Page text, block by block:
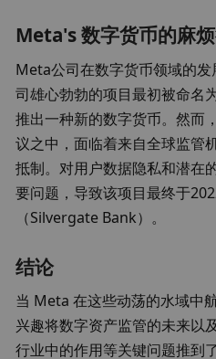
Meta's 数字货币的麻
Meta公司在数字货币领域的
司雄心勃勃的项目最初被命名
推出一种新的数字货币。然而
议之中，面临着来自全球监管
抵制。对用户数据隐私和潜在
要问题，导致该项目最终于
（Silvergate Bank）。
结论
当 Meta 在这些动荡的水域中
兴趣将数字资产监管的未来以
行业中的作用等关键问题推到